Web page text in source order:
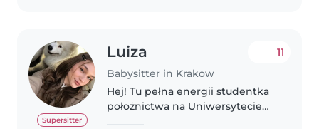
Supersitter
Luiza
Babysitter in Krakow
11
Hej! Tu pełna energii studentka
położnictwa na Uniwersytecie